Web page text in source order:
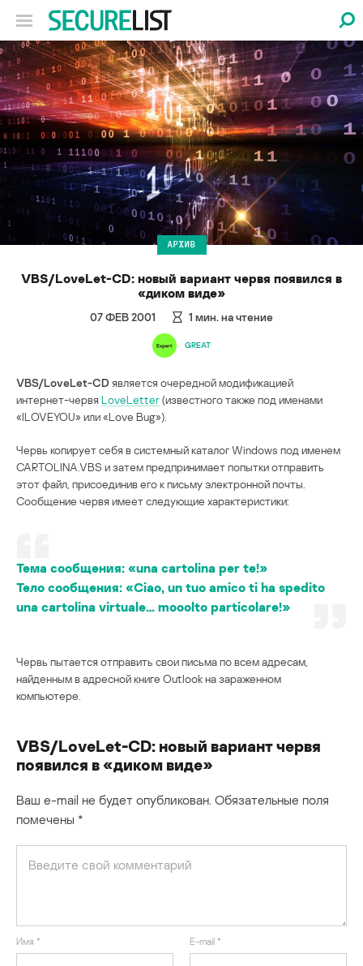
АРХИВ
VBS/LoveLet-CD: новый вариант червя появился в
«диком виде»
07 ФЕВ 2001 1 мин. на чтение
GREAT
VBS/LoveLet-CD является очередной модификацией
интернет-червя LoveLetter(известного также под именами
«ILOVEYOU» или «Love Bug»).
Червь копирует себя в системный каталог Windows под именем
CARTOLINA.VBS и затем предпринимает попытки отправить
этот файл, присоединив его к письму электронной почты.
Сообщение червя имеет следующие характеристики:
Тема сообщения: «una cartolina per te!»
Тело сообщения: «Ciao, un tuo amico ti ha spedito
una cartolina virtuale… mooolto particolare!»
Червь пытается отправить свои письма по всем адресам,
найденным в адресной книге Outlook на зараженном
компьютере.
VBS/LoveLet-CD: новый вариант червя
появился в «диком виде»
Ваш e-mail не будет опубликован. Обязательные поля
помечены *
Имя * E-mail *